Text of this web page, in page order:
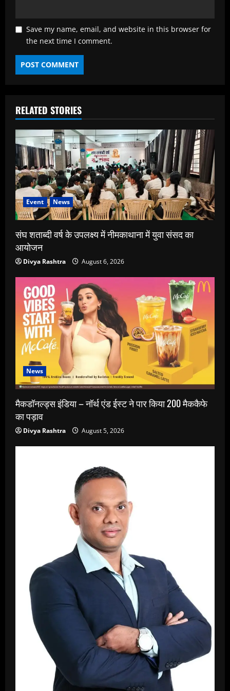
Save my name, email, and website in this browser for
the next time I comment.
RELATED STORIES
Event News
संघ शताब्दी वर्ष के उपलक्ष्य में नीमकाथाना में युवा संसद का
आयोजन
Divya Rashtra August 6, 2026
News
मैकडॉनल्ड्स इंडिया – नॉर्थ एंड ईस्ट ने पार किया 200 मैककैफे
का पड़ाव
Divya Rashtra August 5, 2026